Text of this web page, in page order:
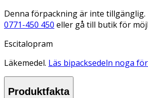
Denna förpackning är inte tillgänglig.
0771-450 450 eller gå till butik för
Escitalopram
Läkemedel. Läs bipacksedeln noga
Produktfakta